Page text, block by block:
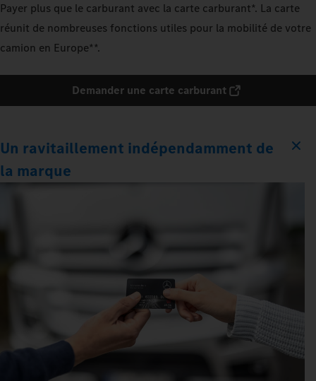
Payer plus que le carburant avec la carte carburant*. La carte
réunit de nombreuses fonctions utiles pour la mobilité de votre
camion en Europe**.
Demander une carte carburant
Un ravitaillement indépendamment de
la marque